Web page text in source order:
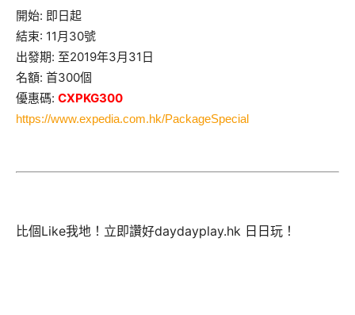
開始: 即日起
結束: 11月30號
出發期: 至2019年3月31日
名額: 首300個
優惠碼: CXPKG300
https://www.expedia.com.hk/PackageSpecial
比個Like我地！立即讚好daydayplay.hk 日日玩！